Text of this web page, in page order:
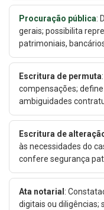
Procuração pública:
gerais; possibilita
patrimoniais,
Escritura de permuta
compensações;
ambiguidades
Escritura de
às necessidades do
confere segurança
Ata notarial :
digitais ou diligências;